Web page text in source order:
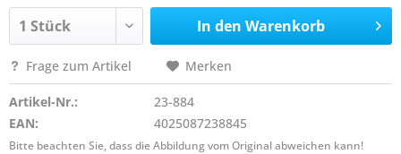
In den Warenkorb
Frage zum Artikel Merken
Artikel-Nr.:
23-884
EAN:
4025087238845
Bitte beachten Sie, dass die Abbildung vom Original abweichen kann!